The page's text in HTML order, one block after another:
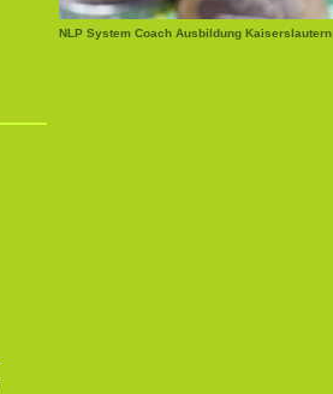
NLP System Coach Ausbildung Kaiserslautern